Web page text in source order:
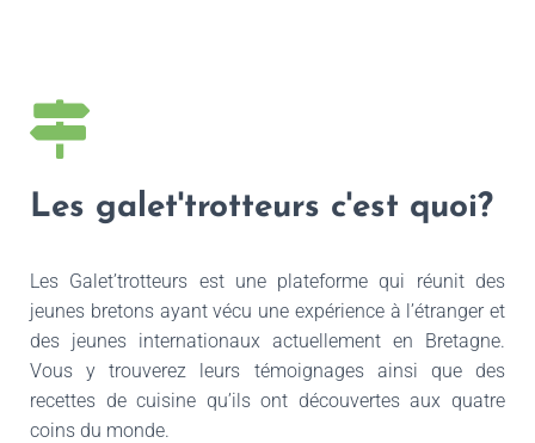
Les galet'trotteurs c'est quoi?
Les Galet’trotteurs est une plateforme qui réunit des
jeunes bretons ayant vécu une expérience à l’étranger et
des jeunes internationaux actuellement en Bretagne.
Vous y trouverez leurs témoignages ainsi que des
recettes de cuisine qu’ils ont découvertes aux quatre
coins du monde.